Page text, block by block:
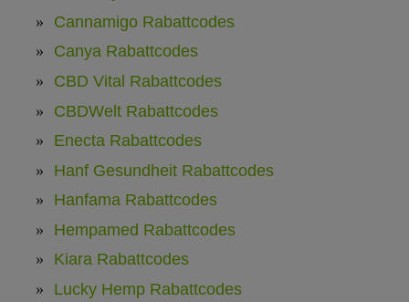
Cannamigo Rabattcodes
Canya Rabattcodes
CBD Vital Rabattcodes
CBDWelt Rabattcodes
Enecta Rabattcodes
Hanf Gesundheit Rabattcodes
Hanfama Rabattcodes
Hempamed Rabattcodes
Kiara Rabattcodes
Lucky Hemp Rabattcodes